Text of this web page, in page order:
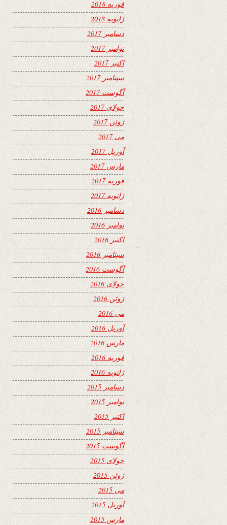
فوریه 2018
ژانویه 2018
دسامبر 2017
نوامبر 2017
اکتبر 2017
سپتامبر 2017
آگوست 2017
جولای 2017
ژوئن 2017
می 2017
آوریل 2017
مارس 2017
فوریه 2017
ژانویه 2017
دسامبر 2016
نوامبر 2016
اکتبر 2016
سپتامبر 2016
آگوست 2016
جولای 2016
ژوئن 2016
می 2016
آوریل 2016
مارس 2016
فوریه 2016
ژانویه 2016
دسامبر 2015
نوامبر 2015
اکتبر 2015
سپتامبر 2015
آگوست 2015
جولای 2015
ژوئن 2015
می 2015
آوریل 2015
مارس 2015